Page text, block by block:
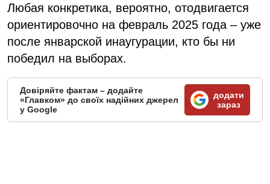
Любая конкретика, вероятно, отодвигается
ориентировочно на февраль 2025 года – уже
после январской инаугурации, кто бы ни
победил на выборах.
Довіряйте фактам – додайте
«Главком» до своїх надійних джерел
у Google
додати
зараз